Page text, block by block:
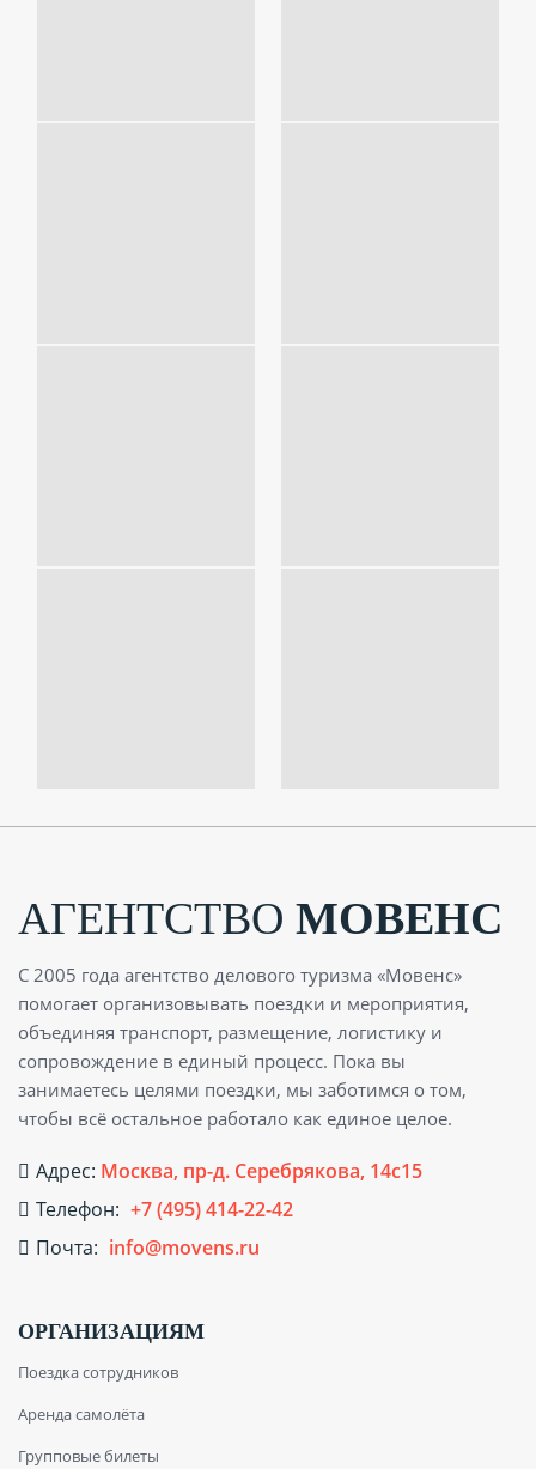
АГЕНТСТВО МОВЕНС
С 2005 года агентство делового туризма «Мовенс»
помогает организовывать поездки и мероприятия,
объединяя транспорт, размещение, логистику и
сопровождение в единый процесс. Пока вы
занимаетесь целями поездки, мы заботимся о том,
чтобы всё остальное работало как единое целое.
Адрес: Москва, пр-д. Серебрякова, 14с15
Телефон: +7 (495) 414-22-42
Почта: info@movens.ru
ОРГАНИЗАЦИЯМ
Поездка сотрудников
Аренда самолёта
Групповые билеты